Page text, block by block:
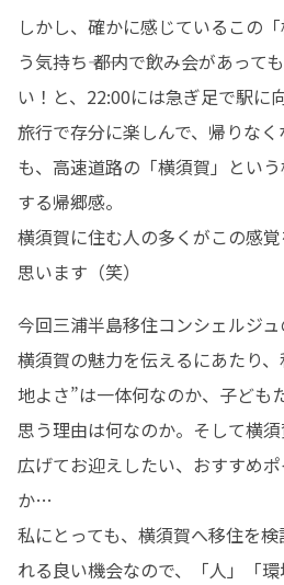
しかし、確かに感じているこの
う気持ち―― 都内で飲み会があっ
い！と、22:00には急ぎ足で駅に
旅行で存分に楽しんで、帰りな
も、高速道路の「横須賀」とい
する帰郷感。
横須賀に住む人の多くがこの感
思います（笑）
今回三浦半島移住コンシェルジュ
横須賀の魅力を伝えるにあたり
地よさ”は一体何なのか、子ども
思う理由は何なのか。そして横
広げてお迎えしたい、おすすめ
か…
私にとっても、横須賀へ移住を
れる良い機会なので、「人」「